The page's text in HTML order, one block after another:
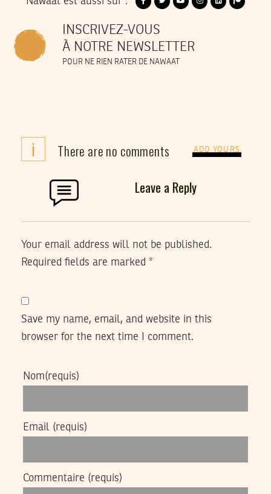
INSCRIVEZ-VOUS
À NOTRE NEWSLETTER
POUR NE RIEN RATER DE NAWAAT
i There are no comments ADD YOURS
Leave a Reply
Your email address will not be published.
Required fields are marked *
Save my name, email, and website in this
browser for the next time I comment.
Nom(requis)
Email (requis)
Commentaire (requis)